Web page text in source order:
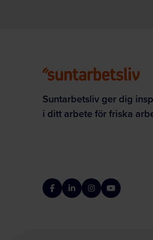
Suntarbetsliv ger dig
i ditt arbete för friska
FacebookLinkedInInstagramYouTube